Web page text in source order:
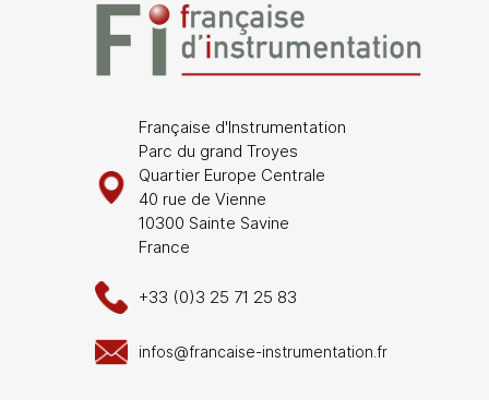
Française d'Instrumentation
Parc du grand Troyes
Quartier Europe Centrale
40 rue de Vienne
10300 Sainte Savine
France
+33 (0)3 25 71 25 83
infos@francaise-instrumentation.fr